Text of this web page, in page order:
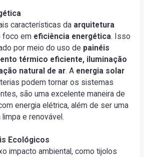
características da arquitetura
foco em eficiência energética. Isso
por meio do uso de painéis
térmico eficiente, iluminação
natural de ar. A energia solar
podem tornar os sistemas
são uma excelente maneira de
energia elétrica, além de ser uma
e renovável.
Ecológicos
impacto ambiental, como tijolos